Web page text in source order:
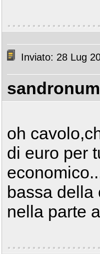
Inviato: 28 Lug
oh
di euro per
bassa della
nella parte